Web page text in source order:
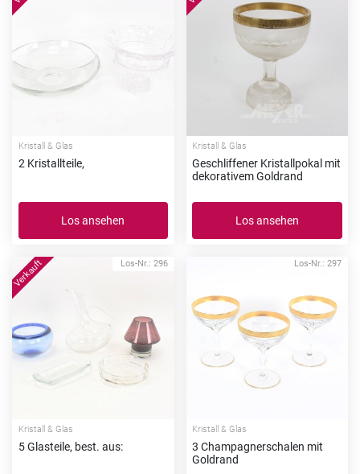
Kristall & Glas
2 Kristallteile,
Los ansehen
Kristall & Glas
Geschliffener Kristallpokal mit
dekorativem Goldrand
Los ansehen
Los-Nr.: 296
Kristall & Glas
5 Glasteile, best. aus:
Los-Nr.: 297
Kristall & Glas
3 Champagnerschalen mit
Goldrand